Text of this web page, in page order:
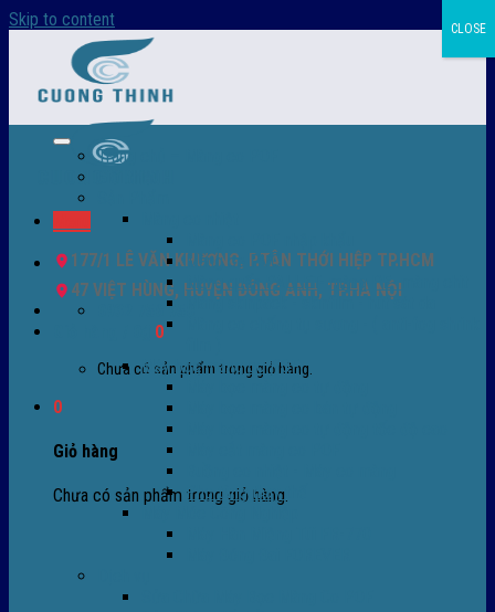
Skip to content
177/1 LÊ VĂN KHƯƠNG, P.TÂN THỚI HIỆP TP.HCM
47 VIỆT HÙNG, HUYỆN ĐÔNG ANH, TP.HÀ NỘI
0932 756 950
0
Chưa có sản phẩm trong giỏ hàng.
0
Giỏ hàng
Chưa có sản phẩm trong giỏ hàng.
Trang chủ – Màng co POF
Màng co PVC
Màng quấn PALLET- màng PE- màng chit
Màng skinpack - skinfilm - hút sát da
Máy bọc màng co POF
Phụ tùng thay thế
CLOSE